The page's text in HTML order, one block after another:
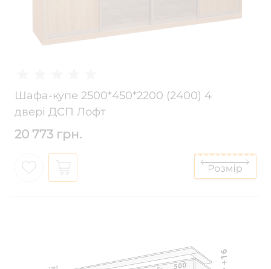
Шафа-купе 2500*450*2200 (2400) 4
двері ДСП Лофт
20 773 грн.